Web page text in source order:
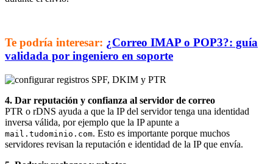
Te podría interesar: ¿Correo IMAP o POP3?: guía
validada por ingeniero en soporte
4. Dar reputación y confianza al servidor de correo
PTR o rDNS ayuda a que la IP del servidor tenga una identidad
inversa válida, por ejemplo que la IP apunte a
mail.tudominio.com. Esto es importante porque muchos
servidores revisan la reputación e identidad de la IP que envía.